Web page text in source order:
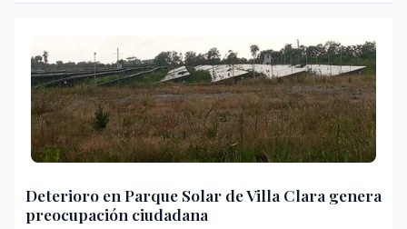
Deterioro en Parque Solar de Villa Clara genera
preocupación ciudadana